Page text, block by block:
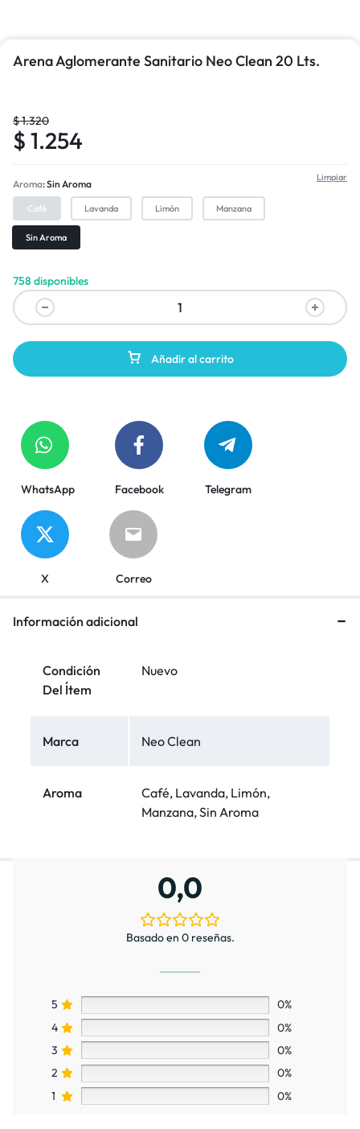
Arena Aglomerante Sanitario Neo Clean 20 Lts.
$1.320
$ 1.254
Aroma Sin Aroma
Café Lavanda Limón Manzana
Sin Aroma
Limpiar
758 disponibles
Añadir al carrito
WhatsApp Facebook Telegram
X Correo
Información adicional
Condición
Del Ítem
Nuevo
Marca Neo Clean
Aroma
Café, Lavanda, Limón,
Manzana, Sin Aroma
0,0
Basado en 0 reseñas.
5
0%
4
0%
3
0%
2
0%
1
0%